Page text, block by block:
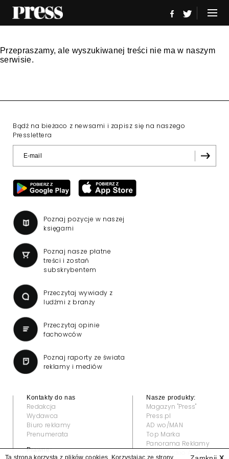
Przepraszamy, ale wyszukiwanej treści nie ma w naszym
serwisie.
Bądź na bieżaco z newsami i zapisz się na naszego
Presslettera
Poznaj pozycje w naszej
księgarni
Poznaj nasze płatne
treści i zostań
subskrybentem
Przeczytaj wywiady z
ludźmi z branży
Przeczytaj opinie
fachowców
Poznaj raporty ze świata
reklamy i mediów
Kontakty do nas
Redakcja
Wydawca
Biuro reklamy
Prenumerata
Prawne:
Nasze produkty:
Magazyn "Press"
Press.pl
AD wo/MAN
Top Marka
Panorama Reklamy
Ta strona korzysta z plików cookies. Korzystając ze strony